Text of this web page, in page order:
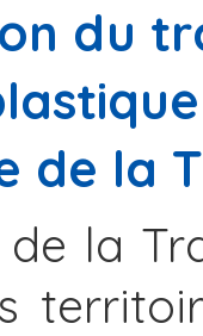
du
de la
de la